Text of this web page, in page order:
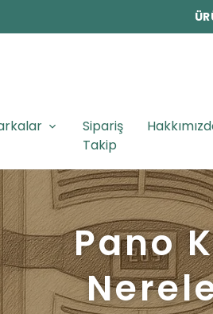
Sipariş
Takip
Pano